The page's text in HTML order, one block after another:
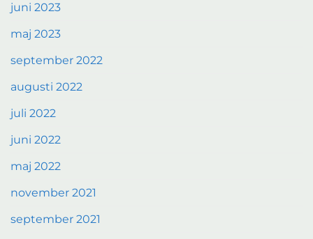
juni 2023
maj 2023
september 2022
augusti 2022
juli 2022
juni 2022
maj 2022
november 2021
september 2021